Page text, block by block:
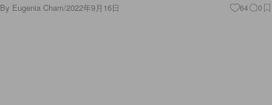
By Eugenia Cham/2022年9月16日 64 0